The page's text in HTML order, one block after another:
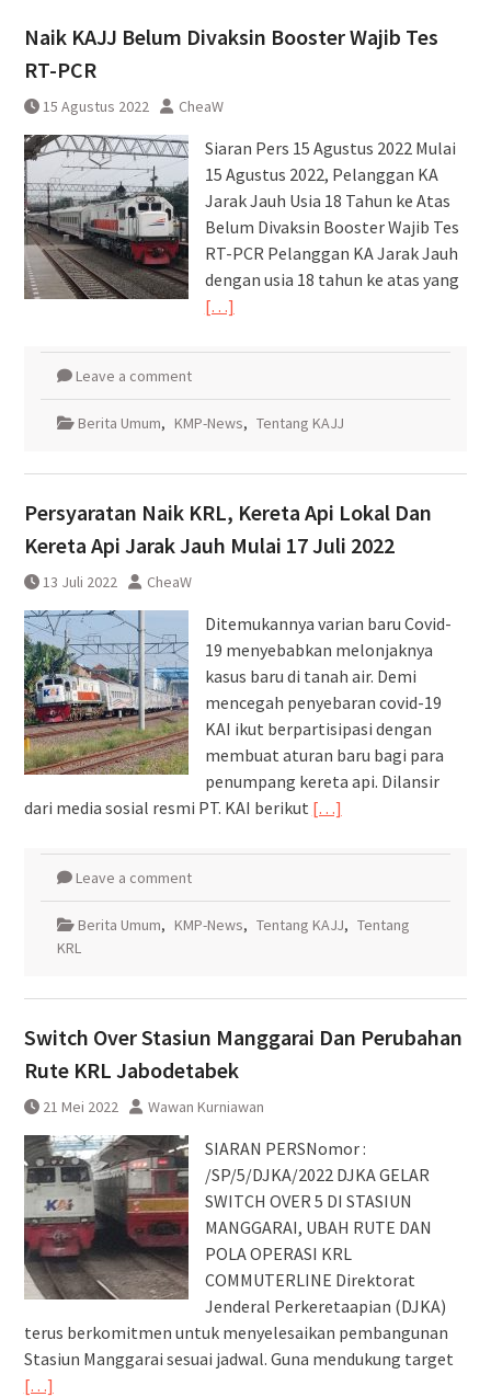
perjalanan KA Bandara YIA
Naik KAJJ Belum Divaksin Booster Wajib Tes
RT-PCR
15 Agustus 2022 CheaW
Siaran Pers 15 Agustus 2022 Mulai
15 Agustus 2022, Pelanggan KA
Jarak Jauh Usia 18 Tahun ke Atas
Belum Divaksin Booster Wajib Tes
RT-PCR Pelanggan KA Jarak Jauh
dengan usia 18 tahun ke atas yang
[…]
Leave a comment
Berita Umum, KMP-News, Tentang KAJJ
Persyaratan Naik KRL, Kereta Api Lokal Dan
Kereta Api Jarak Jauh Mulai 17 Juli 2022
13 Juli 2022 CheaW
Ditemukannya varian baru Covid-
19 menyebabkan melonjaknya
kasus baru di tanah air. Demi
mencegah penyebaran covid-19
KAI ikut berpartisipasi dengan
membuat aturan baru bagi para
penumpang kereta api. Dilansir
dari media sosial resmi PT. KAI berikut […]
Leave a comment
Berita Umum, KMP-News, Tentang KAJJ, Tentang
KRL
Switch Over Stasiun Manggarai Dan Perubahan
Rute KRL Jabodetabek
21 Mei 2022 Wawan Kurniawan
SIARAN PERSNomor :
/SP/5/DJKA/2022 DJKA GELAR
SWITCH OVER 5 DI STASIUN
MANGGARAI, UBAH RUTE DAN
POLA OPERASI KRL
COMMUTERLINE Direktorat
Jenderal Perkeretaapian (DJKA)
terus berkomitmen untuk menyelesaikan pembangunan
Stasiun Manggarai sesuai jadwal. Guna mendukung target
[…]